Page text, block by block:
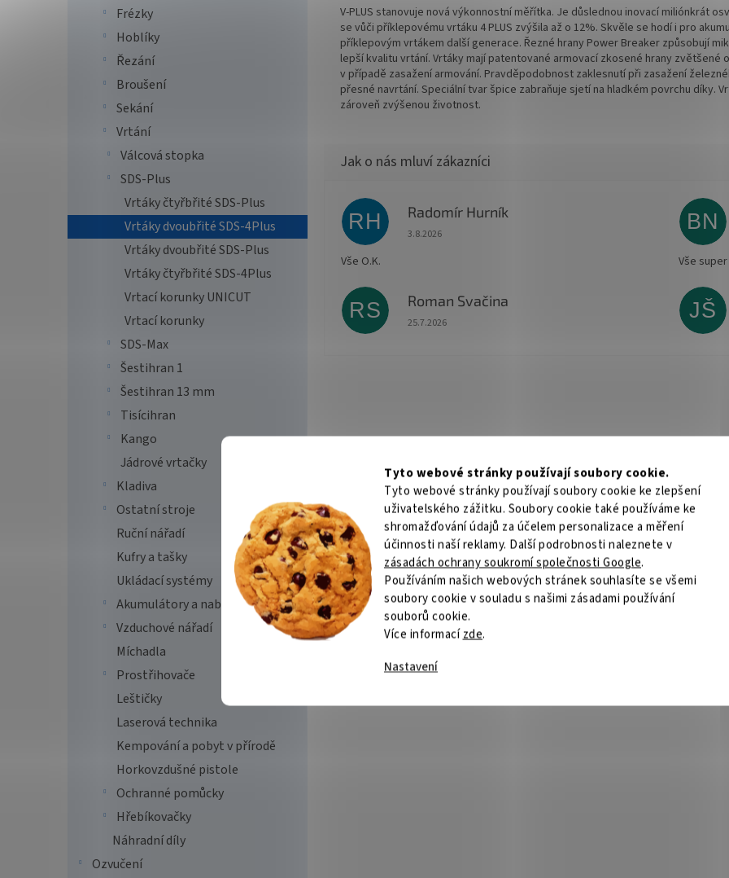
Tyto webové stránky používají soubory cookie.
Tyto webové stránky používají soubory cookie ke zlepšení
uživatelského zážitku. Soubory cookie také používáme ke
shromažďování údajů za účelem personalizace a měření
účinnosti naší reklamy. Další podrobnosti naleznete v
zásadách ochrany soukromí společnosti Google.
Používáním našich webových stránek souhlasíte se všemi
soubory cookie v souladu s našimi zásadami používání
souborů cookie.
Více informacízde.
Nastavení
Frézky
Hoblíky
Řezání
Broušení
Sekání
Vrtání
Válcová stopka
SDS-Plus
Vrtáky čtyřbřité SDS-Plus
Vrtáky dvoubřité SDS-4Plus
Vrtáky dvoubřité SDS-Plus
Vrtáky čtyřbřité SDS-4Plus
Vrtací korunky UNICUT
Vrtací korunky
SDS-Max
Šestihran 1
Šestihran 13 mm
Tisícihran
Kango
Jádrové vrtačky
Kladiva
Ostatní stroje
Ruční nářadí
Kufry a tašky
Ukládací systémy
Akumulátory a nabíječky
Vzduchové nářadí
Míchadla
Prostřihovače
Leštičky
Laserová technika
Kempování a pobyt v přírodě
Horkovzdušné pistole
Ochranné pomůcky
Hřebíkovačky
Náhradní díly
Ozvučení
V-PLUS stanovuje nová výkonnostní měřítka. Je důslednou inovací miliónkrát
se vůči příklepovému vrtáku 4 PLUS zvýšila až o 12%. Skvěle se hodí i pro
příklepovým vrtákem další generace. Řezné hrany Power Breaker způsobují
lepší kvalitu vrtání. Vrtáky mají patentované armovací zkosené hrany
v případě zasažení armování. Pravděpodobnost zaklesnutí při zasažení
přesné navrtání. Speciální tvar špice zabraňuje sjetí na hladkém povrchu díky.
zároveň zvýšenou životnost.
RH Radomír Hurník
Hodnocení obchodu je 5 z 5 hvězdiček.
3.8.2026
Vše O.K.
BN
Vše
RS Roman Svačina
Hodnocení obchodu je 5 z 5 hvězdiček.
25.7.2026
JŠ